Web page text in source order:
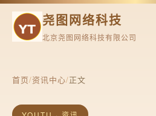
尧图网络科技
北京尧图网络科技有限公司
首页/资讯中心/正文